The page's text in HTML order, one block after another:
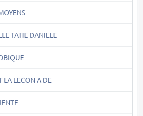
TATIE DANIELE
LA LECON A DE